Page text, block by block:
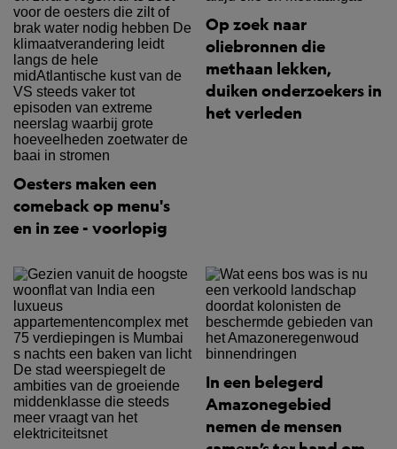
Oesters maken een
comeback op menu's
en in zee - voorlopig
Op zoek naar
oliebronnen die
methaan lekken,
duiken onderzoekers in
het verleden
In een belegerd
Amazonegebied
nemen de mensen